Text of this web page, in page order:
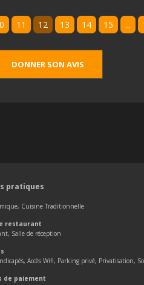
11 12 13 14 15 ...
DONNER SON AVIS
pratiques
Cuisine Traditionnelle
restaurant
Salle de réception
Accès Wifi, Parking privé, Privatisation,
de paiement